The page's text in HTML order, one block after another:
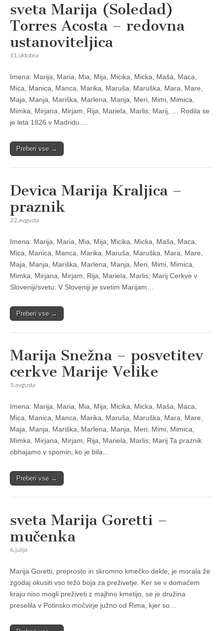
sveta Marija (Soledad)
Torres Acosta – redovna
ustanoviteljica
11. oktobra
Imena: Marija, Maria, Mia, Mija, Micika, Micka, Maša, Maca,
Mica, Manica, Manca, Marika, Maruša, Maruška, Mara, Mare,
Maja, Manja, Mariška, Marlena, Manja, Meri, Mimi, Mimica,
Mimka, Mirjana, Mirjam, Rija, Mariela, Marlis; Marij, … Rodila se
je leta 1826 v Madridu.…
Preberi vse →
Devica Marija Kraljica –
praznik
22. avgusta
Imena: Marija, Maria, Mia, Mija, Micika, Micka, Maša, Maca,
Mica, Manica, Manca, Marika, Maruša, Maruška, Mara, Mare,
Maja, Manja, Mariška, Marlena, Manja, Meri, Mimi, Mimica,
Mimka, Mirjana, Mirjam, Rija, Mariela, Marlis; Marij Cerkve v
Sloveniji/svetu: V Sloveniji je svetim Marijam…
Preberi vse →
Marija Snežna – posvetitev
cerkve Marije Velike
5. avgusta
Imena: Marija, Maria, Mia, Mija, Micika, Micka, Maša, Maca,
Mica, Manica, Manca, Marika, Maruša, Maruška, Mara, Mare,
Maja, Manja, Mariška, Marlena, Manja, Meri, Mimi, Mimica,
Mimka, Mirjana, Mirjam, Rija, Mariela, Marlis; Marij Ta praznik
obhajamo v spomin, ko je bila…
Preberi vse →
sveta Marija Goretti –
mučenka
6. julija
Marija Goretti, preprosto in skromno kmečko dekle, je morala že
zgodaj okusiti vso težo boja za preživetje. Ker se v domačem
kraju niso mogli preživeti z majhno kmetijo, se je družina
preselila v Potinsko močvirje južno od Rima, kjer so…